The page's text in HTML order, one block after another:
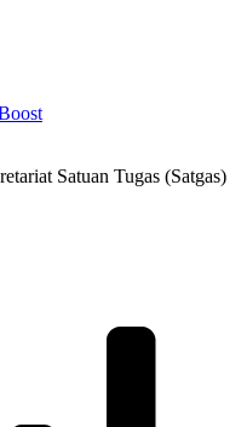
Satuan Tugas (Satgas)